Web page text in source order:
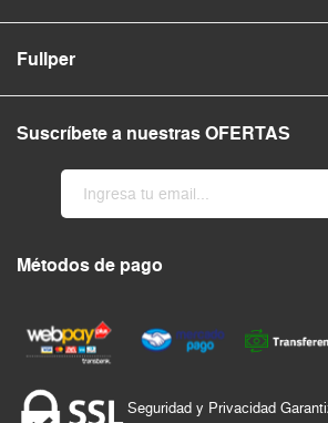
Fullper
Suscríbete a nuestras OFERTAS
Métodos de pago
Seguridad y Privacidad